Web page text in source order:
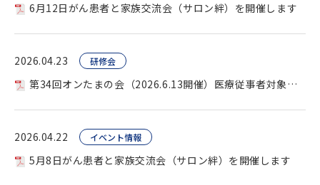
6月12日がん患者と家族交流会（サロン絆）を開催します
2026.04.23 研修会
第34回オンたまの会（2026.6.13開催）医療従事者対象を開催します。
2026.04.22 イベント情報
5月8日がん患者と家族交流会（サロン絆）を開催します